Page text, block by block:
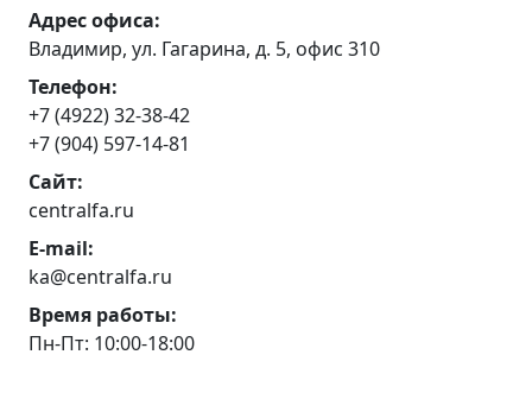
Адрес офиса:
Владимир, ул. Гагарина, д. 5, офис 310
Телефон:
+7 (4922) 32-38-42
+7 (904) 597-14-81
Сайт:
centralfa.ru
E-mail:
ka@centralfa.ru
Время работы:
Пн-Пт: 10:00-18:00